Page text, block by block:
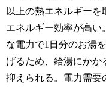
以上の熱エネルギーを
エネルギー効率が高い
な電力で1日分のお湯
げるため、給湯にかか
抑えられる。電力需要